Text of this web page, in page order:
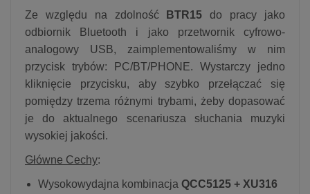
Ze względu na zdolność BTR15 do pracy jako
odbiornik Bluetooth i jako przetwornik cyfrowo-
analogowy USB, zaimplementowaliśmy w nim
przycisk trybów: PC/BT/PHONE. Wystarczy jedno
kliknięcie przycisku, aby szybko przełączać się
pomiędzy trzema różnymi trybami, żeby dopasować
je do aktualnego scenariusza słuchania muzyki
wysokiej jakości.
Główne Cechy:
Wysokowydajna kombinacja QCC5125 + XU316